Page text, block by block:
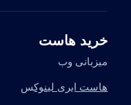
خرید هاست
میزبانی وب
هاست ابری لینوکس